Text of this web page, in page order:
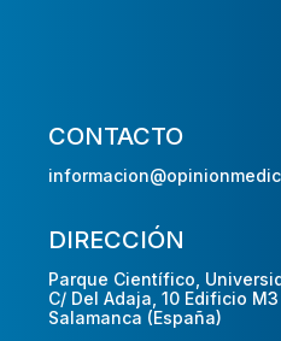
CONTACTO
DIRECCIÓN
Parque Científico,
C/ Del Adaja, 10 Edificio
Salamanca (España)